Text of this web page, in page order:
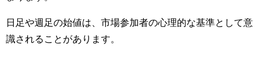
日足や週足の始値は、市場参加者の心理的な基準として意
識されることがあります。